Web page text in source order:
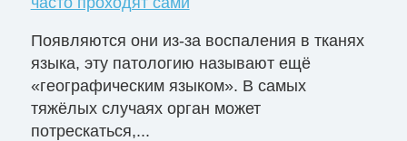
Появляются они из-за воспаления в тканях
языка, эту патологию называют ещё
«географическим языком». В самых
тяжёлых случаях орган может
потрескаться,...